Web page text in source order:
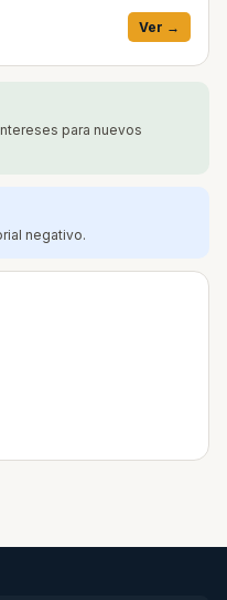
Ver →
para nuevos
negativo.